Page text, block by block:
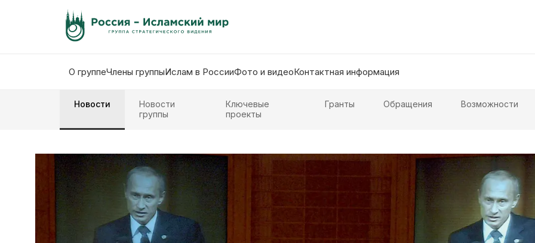
О группеЧлены группыИслам в РоссииФото и видеоКонтактная информация
Новости
Новости
группы
Ключевые
проекты
Гранты Обращения Возможности